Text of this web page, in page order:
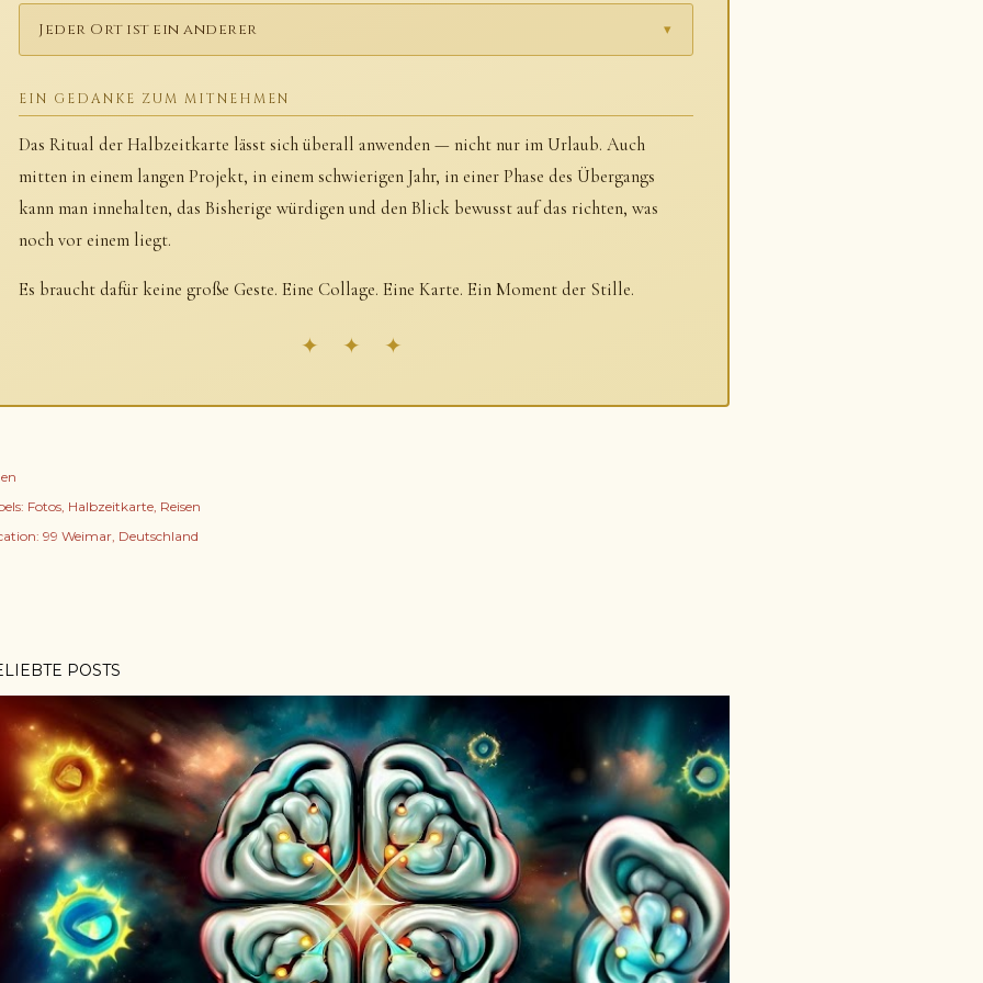
Jeder Ort ist ein anderer ▾
EIN GEDANKE ZUM MITNEHMEN
Das Ritual der Halbzeitkarte lässt sich überall anwenden — nicht nur im Urlaub. Auch
mitten in einem langen Projekt, in einem schwierigen Jahr, in einer Phase des Übergangs
kann man innehalten, das Bisherige würdigen und den Blick bewusst auf das richten, was
noch vor einem liegt.
Es braucht dafür keine große Geste. Eine Collage. Eine Karte. Ein Moment der Stille.
✦ ✦ ✦
Fotos Halbzeitkarte Reisen
99 Weimar, Deutschland
POSTS